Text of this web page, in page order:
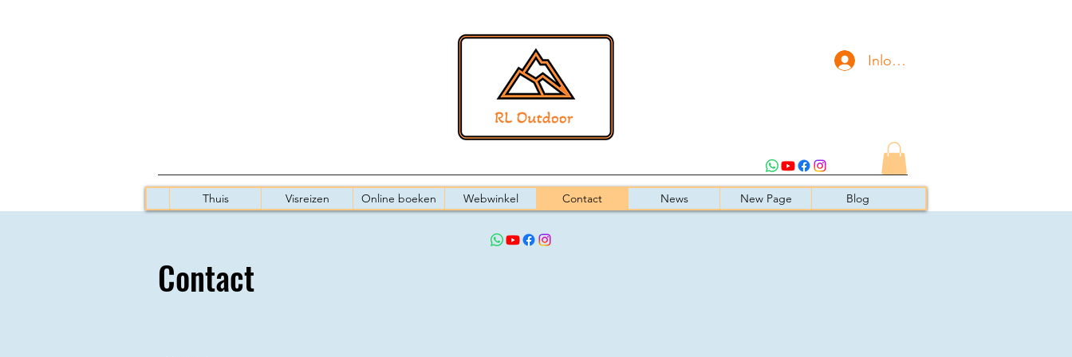
Inloggen
Thuis Visreizen Online boeken Webwinkel Contact News New Page Blog
Contact